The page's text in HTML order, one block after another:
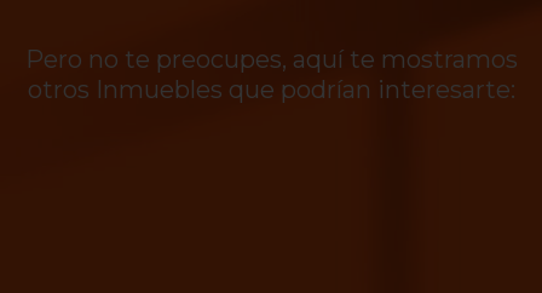
Pero no te preocupes, aquí te mostramos
otros Inmuebles que podrían interesarte: